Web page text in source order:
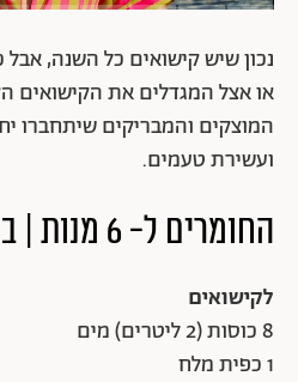
נכון שיש קישואים כל השנה, אבל
או אצל המגדלים את הקישואים
המוצקים והמבריקים שיתחברו
ועשירת טעמים.
החומרים ל- 6 מנות | בינוני | חלבי
לקישואים
8 כוסות (2 ליטרים) מים
1 כפית מלח